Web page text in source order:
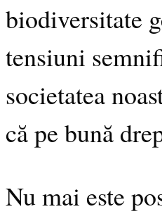
biodiversitate
tensiuni
societatea
că pe bună
Nu mai este